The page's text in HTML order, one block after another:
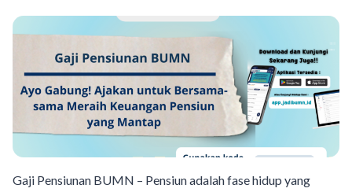
Gaji Pensiunan BUMN – Pensiun adalah fase hidup yang